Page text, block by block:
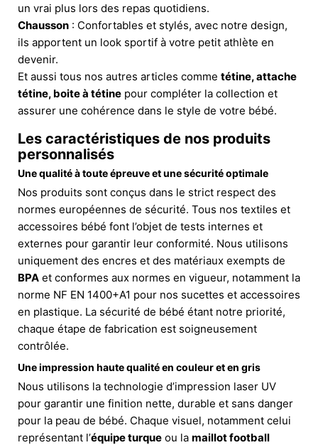
un vrai plus lors des repas quotidiens.
Chausson : Confortables et stylés, avec notre design,
ils apportent un look sportif à votre petit athlète en
devenir.
Et aussi tous nos autres articles comme tétine, attache
tétine, boite à tétine pour compléter la collection et
assurer une cohérence dans le style de votre bébé.
Les caractéristiques de nos produits
personnalisés
Une qualité à toute épreuve et une sécurité optimale
Nos produits sont conçus dans le strict respect des
normes européennes de sécurité. Tous nos textiles et
accessoires bébé font l’objet de tests internes et
externes pour garantir leur conformité. Nous utilisons
uniquement des encres et des matériaux exempts de
BPA et conformes aux normes en vigueur, notamment la
norme NF EN 1400+A1 pour nos sucettes et accessoires
en plastique. La sécurité de bébé étant notre priorité,
chaque étape de fabrication est soigneusement
contrôlée.
Une impression haute qualité en couleur et en gris
Nous utilisons la technologie d’impression laser UV
pour garantir une finition nette, durable et sans danger
pour la peau de bébé. Chaque visuel, notamment celui
représentant l’équipe turque ou la maillot football